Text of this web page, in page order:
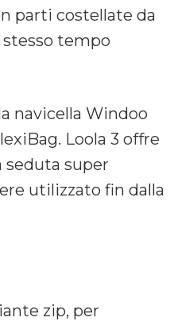
parti costellate da
tempo
navicella Windoo
Loola 3 offre
seduta super
utilizzato fin dalla
zip, per